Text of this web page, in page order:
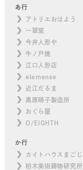
あ行
アトリエおはよう
一翠窯
今井人形や
牛ノ戸焼
江口人形店
elemense
近江だるま
奥原硝子製造所
おぐら屋
O/EIGHTH
か行
カイトハウスまごじ
柏木美術鋳物研究所